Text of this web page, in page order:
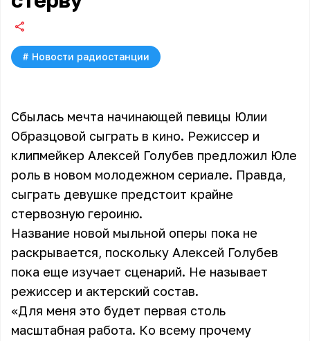
# Новости радиостанции
Сбылась мечта начинающей певицы Юлии
Образцовой сыграть в кино. Режиссер и
клипмейкер Алексей Голубев предложил Юле
роль в новом молодежном сериале. Правда,
сыграть девушке предстоит крайне
стервозную героиню.
Название новой мыльной оперы пока не
раскрывается, поскольку Алексей Голубев
пока еще изучает сценарий. Не называет
режиссер и актерский состав.
«Для меня это будет первая столь
масштабная работа. Ко всему прочему